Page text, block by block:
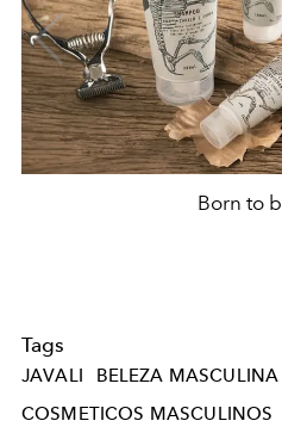
Born to
Tags
JAVALI
BELEZA MASCULINA
COSMETICOS MASCULINOS